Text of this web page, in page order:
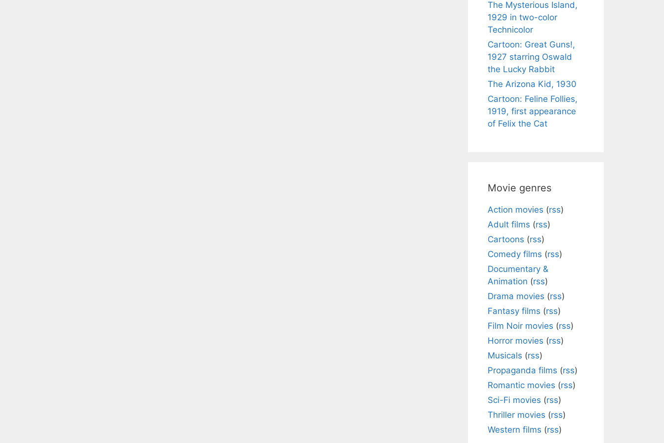
The Mysterious Island,
1929 in two-color
Technicolor
Cartoon: Great Guns!,
1927 starring Oswald
the Lucky Rabbit
The Arizona Kid, 1930
Cartoon: Feline Follies,
1919, first appearance
of Felix the Cat
Movie genres
Action movies (rss)
Adult films (rss)
Cartoons (rss)
Comedy films (rss)
Documentary &
Animation (rss)
Drama movies (rss)
Fantasy films (rss)
Film Noir movies (rss)
Horror movies (rss)
Musicals (rss)
Propaganda films (rss)
Romantic movies (rss)
Sci-Fi movies (rss)
Thriller movies (rss)
Western films (rss)